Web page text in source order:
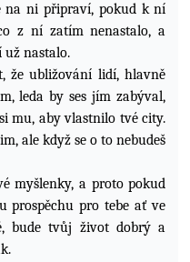
na ni připraví, pokud k ní
z ní zatím nenastalo, a
nastalo.
že ubližování lidí, hlavně
leda by ses jím zabýval,
mu, aby vlastnilo tvé city.
ale když se o to nebudeš
myšlenky, a proto pokud
prospěchu pro tebe ať ve
bude tvůj život dobrý a